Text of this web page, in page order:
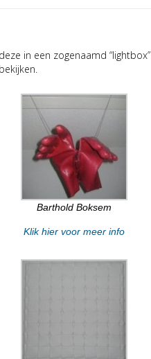
in een zogenaamd “lightbox”
Barthold Boksem
Klik hier voor meer info